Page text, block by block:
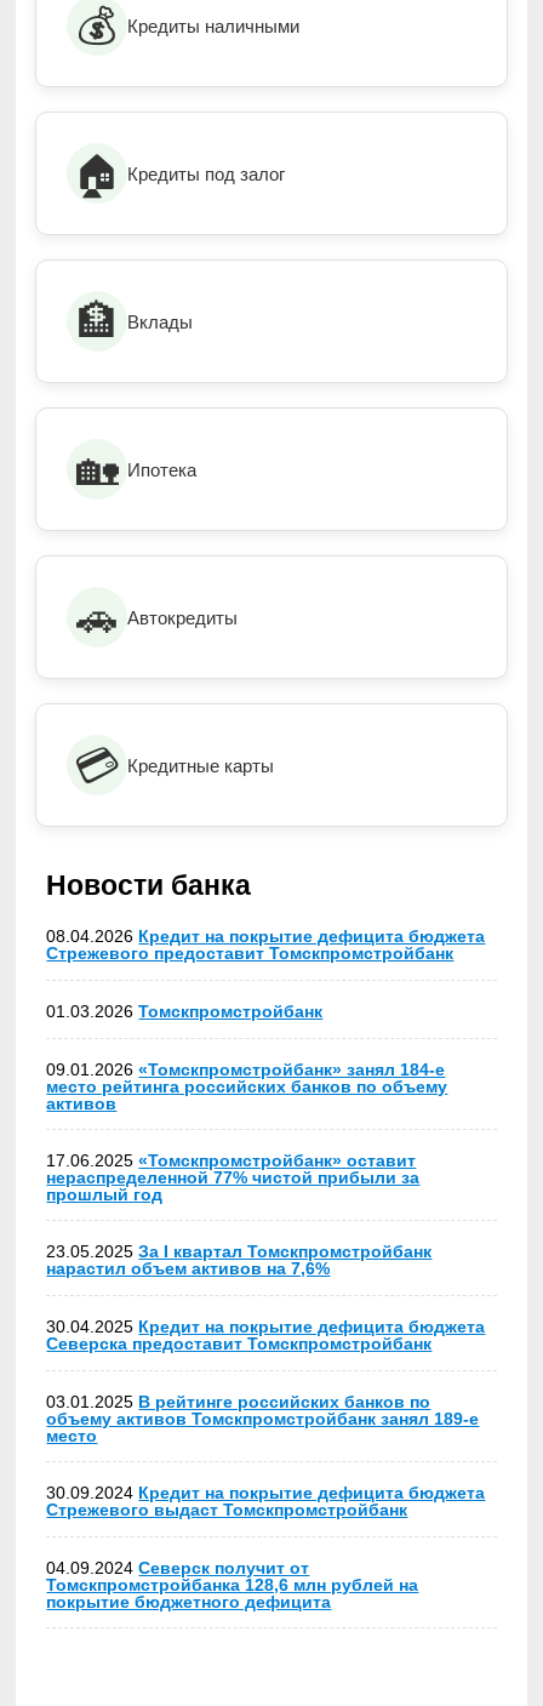
💰 Кредиты наличными
🏠 Кредиты под залог
🏦 Вклады
🏡 Ипотека
🚗 Автокредиты
💳 Кредитные карты
Новости банка
08.04.2026 Кредит на покрытие дефицита бюджета
Стрежевого предоставит Томскпромстройбанк
01.03.2026Томскпромстройбанк
09.01.2026«Томскпромстройбанк» занял 184-е
место рейтинга российских банков по объему
активов
17.06.2025«Томскпромстройбанк» оставит
нераспределенной 77% чистой прибыли за
прошлый год
23.05.2025За I квартал Томскпромстройбанк
нарастил объем активов на 7,6%
30.04.2025 Кредит на покрытие дефицита бюджета
Северска предоставит Томскпромстройбанк
03.01.2025 В рейтинге российских банков по
объему активов Томскпромстройбанк занял 189-е
место
30.09.2024 Кредит на покрытие дефицита бюджета
Стрежевого выдаст Томскпромстройбанк
04.09.2024Северск получит от
Томскпромстройбанка 128,6 млн рублей на
покрытие бюджетного дефицита